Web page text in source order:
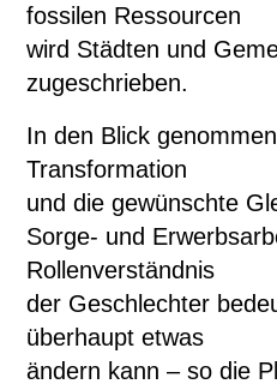
fossilen Ressourcen
wird Städten und
zugeschrieben.
In den Blick
Transformation
und die gewünschte
Sorge- und
Rollenverständnis
der Geschlechter
überhaupt etwas
ändern kann – so die